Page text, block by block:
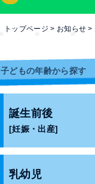
トップページ > お知らせ >
子どもの年齢から探す
誕生前後
[妊娠・出産]
乳幼児